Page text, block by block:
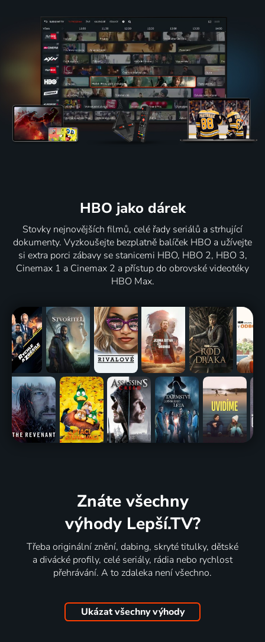
HBO jako dárek
Stovky nejnovějších filmů, celé řady seriálů a strhující
dokumenty. Vyzkoušejte bezplatně balíček HBO a užívejte
si extra porci zábavy se stanicemi HBO, HBO 2, HBO 3,
Cinemax 1 a Cinemax 2 a přístup do obrovské videotéky
HBO Max.
Znáte všechny
výhody Lepší.TV?
Třeba originální znění, dabing, skryté titulky, dětské
a divácké profily, celé seriály, rádia nebo rychlost
přehrávání. A to zdaleka není všechno.
Ukázat všechny výhody